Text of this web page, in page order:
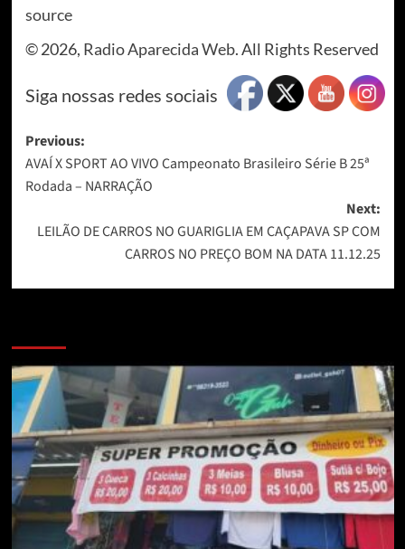
source
© 2026, Radio Aparecida Web. All Rights Reserved
Siga nossas redes sociais
Post
navigation
Previous:
AVAÍ X SPORT AO VIVO Campeonato Brasileiro Série B 25ª
Rodada – NARRAÇÃO
Next:
LEILÃO DE CARROS NO GUARIGLIA EM CAÇAPAVA SP COM
CARROS NO PREÇO BOM NA DATA 11.12.25